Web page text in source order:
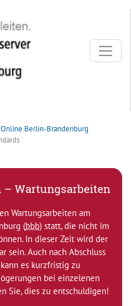
Berlin-Brandenburg
Wartungsarbeiten
Wartungsarbeiten am
(bbb) statt, die nicht im
In dieser Zeit wird der
sein. Auch nach Abschluss
es kurzfristig zu
bei einzelenen
Sie, dies zu entschuldigen!